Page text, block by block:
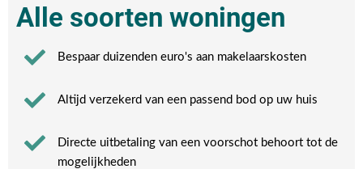
Alle soorten woningen
Bespaar duizenden euro's aan makelaarskosten
Altijd verzekerd van een passend bod op uw huis
Directe uitbetaling van een voorschot behoort tot de
mogelijkheden